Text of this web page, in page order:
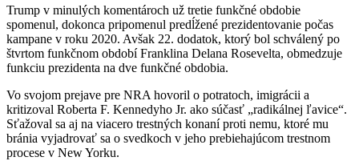
Trump v minulých komentároch už tretie funkčné obdobie
spomenul, dokonca pripomenul predĺžené prezidentovanie počas
kampane v roku 2020. Avšak 22. dodatok, ktorý bol schválený po
štvrtom funkčnom období Franklina Delana Rosevelta, obmedzuje
funkciu prezidenta na dve funkčné obdobia.
Vo svojom prejave pre NRA hovoril o potratoch, imigrácii a
kritizoval Roberta F. Kennedyho Jr. ako súčasť „radikálnej ľavice“.
Sťažoval sa aj na viacero trestných konaní proti nemu, ktoré mu
bránia vyjadrovať sa o svedkoch v jeho prebiehajúcom trestnom
procese v New Yorku.